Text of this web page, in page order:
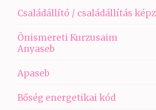
Családállító / családállítás
Önismereti Kurzusaim
Anyaseb
Apaseb
Bőség energetikai kód